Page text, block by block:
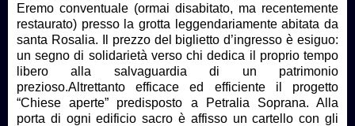
Eremo conventuale (ormai disabitato, ma recentemente
restaurato) presso la grotta leggendariamente abitata da
santa Rosalia. Il prezzo del biglietto d’ingresso è esiguo:
un segno di solidarietà verso chi dedica il proprio tempo
libero alla salvaguardia di un patrimonio
prezioso.Altrettanto efficace ed efficiente il progetto
“Chiese aperte” predisposto a Petralia Soprana. Alla
porta di ogni edificio sacro è affisso un cartello con gli